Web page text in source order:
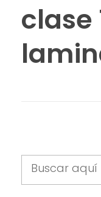
clase